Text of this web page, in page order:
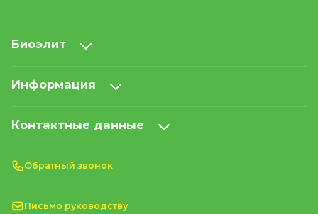
Биоэлит
Информация
Контактные данные
Обратный звонок
Письмо руководству